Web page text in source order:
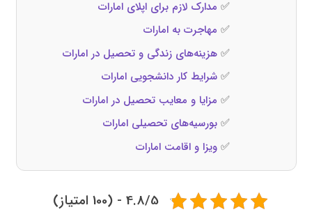
✅ مدارک لازم برای اپلای امارات
✅ مهاجرت به امارات
✅هزینه‌های زندگی و تحصیل در امارات
✅شرایط کار دانشجویی امارات
✅ مزایا و معایب تحصیل در امارات
✅بورسیه‌های تحصیلی امارات
✅ویزا و اقامت امارات
4.8/5 - (100 امتیاز)